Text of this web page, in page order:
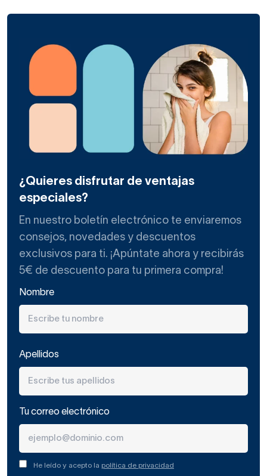
¿Quieres disfrutar de ventajas
especiales?
En nuestro boletín electrónico te enviaremos
consejos, novedades y descuentos
exclusivos para ti. ¡Apúntate ahora y recibirás
5€ de descuento para tu primera compra!
Nombre
Apellidos
Tu correo electrónico
He leído y acepto la política de privacidad